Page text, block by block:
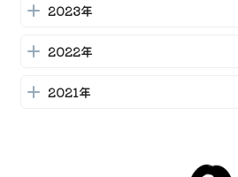
相続した家の手続きガイド：
の売却を成功させるために
2023年
2022年
2021年